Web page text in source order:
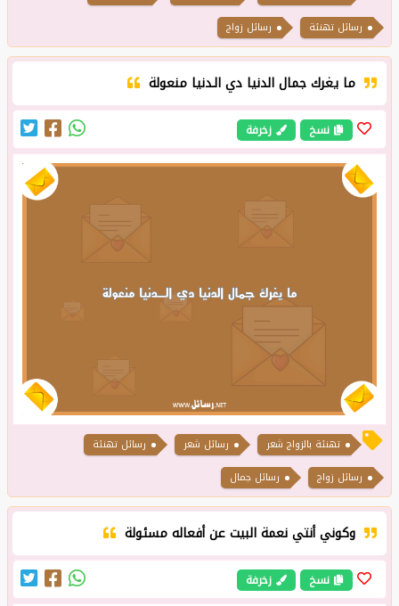
رسائل تهنئة
رسائل زواج
ما يغرك جمال الدنيا دي الـدنيا منعولة
نسخ زخرفة
تهنئة بالزواج شعر رسائل شعر
رسائل تهنئة
رسائل زواج
رسائل جمال
وكوني أنتي نعمة البيت عن أفعاله مسئولة
نسخ زخرفة